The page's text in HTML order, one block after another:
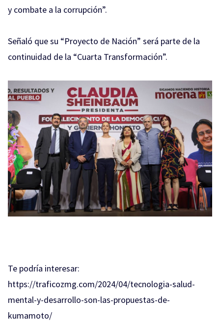
y combate a la corrupción”.
Señaló que su “Proyecto de Nación” será parte de la
continuidad de la “Cuarta Transformación”.
Te podría interesar:
https://traficozmg.com/2024/04/tecnologia-salud-
mental-y-desarrollo-son-las-propuestas-de-
kumamoto/